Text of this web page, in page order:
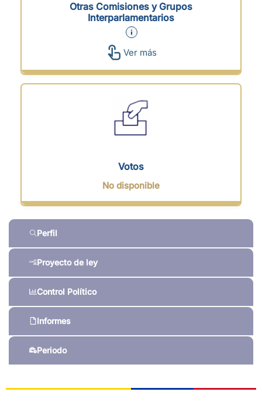
Perfil
Proyecto de ley
Control Político
Informes
Periodo
Otras Comisiones y Grupos
Interparlamentarios
Ver más
Votos
No disponible